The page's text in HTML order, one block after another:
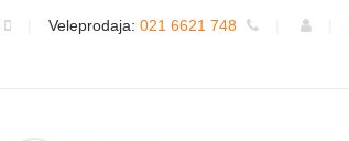
Veleprodaja: 021 6621 748